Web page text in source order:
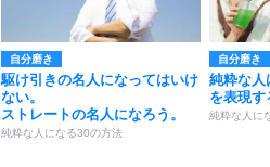
自分磨き
駆け引きの名人になってはいけ
ない。
ストレートの名人になろう。
純粋な人になる30の方法
自分磨き
純粋な人
を表現す
純粋な人に